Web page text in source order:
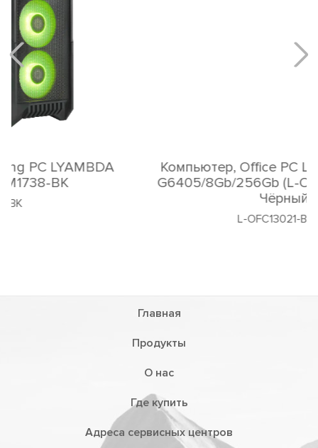
Компьютер, Office PC LYAMBDA L-OFC
G6405/8Gb/256Gb (L-OFC13021-BK-MP)
Главная
Продукты
О нас
Где купить
Адреса сервисных центров